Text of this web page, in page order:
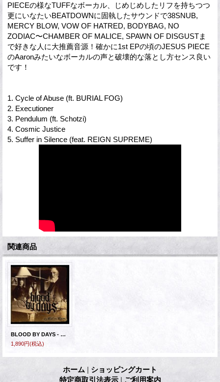
PIECEの様なTUFFなボーカル、じめじめしたリフを持ちつつ
更にいなたいBEATDOWNに固執したサウンドで38SNUB,
MERCY BLOW, VOW OF HATRED, BODYBAG, NO
ZODIAC〜CHAMBER OF MALICE, SPAWN OF DISGUSTま
で好きな人に大推薦音源！確かに1st EPの頃のJESUS PIECE
のAaronみたいなボーカルの声と破壊的な落とし方センス良い
です！
1. Cycle of Abuse (ft. BURIAL FOG)
2. Executioner
3. Pendulum (ft. Schotzi)
4. Cosmic Justice
5. Suffer in Silence (feat. REIGN SUPREME)
関連商品
BLOOD BY DAYS - As Thick As Thieves [CD]
1,890円(税込)
ホーム | ショッピングカート
特定商取引法表示 | ご利用案内